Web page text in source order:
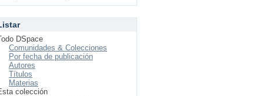
DSpace
Comunidades & Colecciones
Por fecha de publicación
Autores
Títulos
Materias
colección